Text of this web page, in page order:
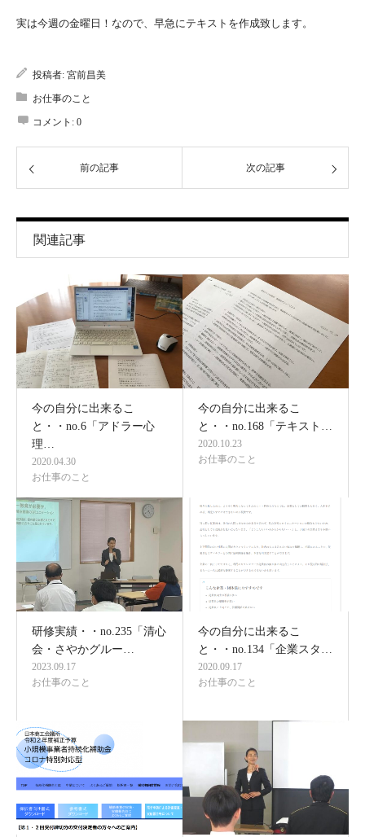
実は今週の金曜日！なので、早急にテキストを作成致します。
投稿者: 宮前昌美
お仕事のこと
コメント: 0
前の記事 次の記事
関連記事
今の自分に出来るこ
と・・no.6「アドラー心
理…
2020.04.30
お仕事のこと
今の自分に出来るこ
と・・no.168「テキスト…
2020.10.23
お仕事のこと
研修実績・・no.235「清心
会・さやかグルー…
2023.09.17
お仕事のこと
今の自分に出来るこ
と・・no.134「企業スタ…
2020.09.17
お仕事のこと